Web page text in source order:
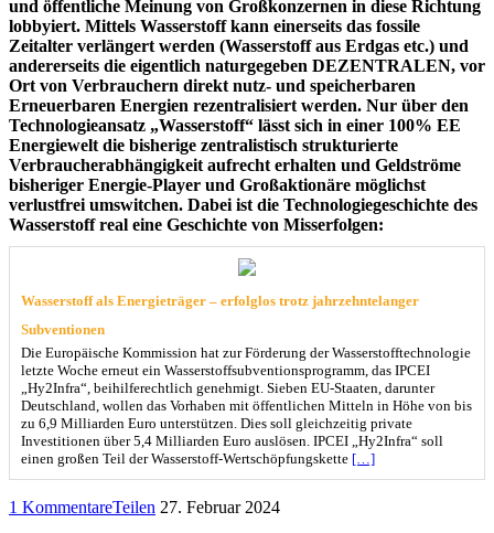
und öffentliche Meinung von Großkonzernen in diese Richtung
lobbyiert. Mittels Wasserstoff kann einerseits das fossile
Zeitalter verlängert werden (Wasserstoff aus Erdgas etc.) und
andererseits die eigentlich naturgegeben DEZENTRALEN, vor
Ort von Verbrauchern direkt nutz- und speicherbaren
Erneuerbaren Energien rezentralisiert werden. Nur über den
Technologieansatz „Wasserstoff“ lässt sich in einer 100% EE
Energiewelt die bisherige zentralistisch strukturierte
Verbraucherabhängigkeit aufrecht erhalten und Geldströme
bisheriger Energie-Player und Großaktionäre möglichst
verlustfrei umswitchen. Dabei ist die Technologiegeschichte des
Wasserstoff real eine Geschichte von Misserfolgen:
Wasserstoff als Energieträger – erfolglos trotz jahrzehntelanger
Subventionen
Die Europäische Kommission hat zur Förderung der Wasserstofftechnologie
letzte Woche erneut ein Wasserstoffsubventionsprogramm, das IPCEI
„Hy2Infra“, beihilferechtlich genehmigt. Sieben EU-Staaten, darunter
Deutschland, wollen das Vorhaben mit öffentlichen Mitteln in Höhe von bis
zu 6,9 Milliarden Euro unterstützen. Dies soll gleichzeitig private
Investitionen über 5,4 Milliarden Euro auslösen. IPCEI „Hy2Infra“ soll
einen großen Teil der Wasserstoff-Wertschöpfungskette […]
1 KommentareTeilen 27. Februar 2024